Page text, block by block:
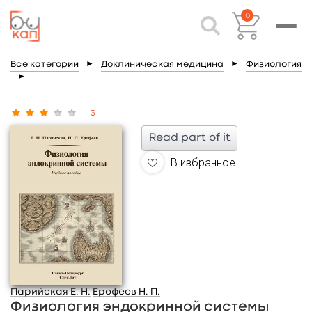
0
Все категории ► Доклиническая медицина ► Физиология
►
3
Read part of it
В избранное
Парийская Е. Н. Ерофеев Н. П.
Физиология эндокринной системы